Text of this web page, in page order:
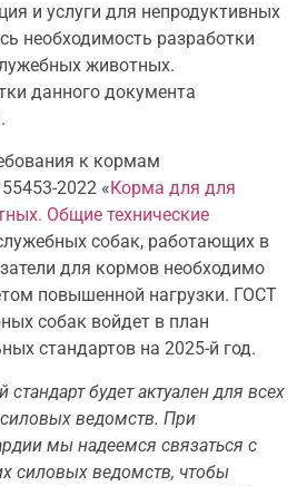
и услуги для непродуктивных
необходимость разработки
животных.
данного документа
к кормам
2022 « Корма для для
Общие технические
собак, работающих в
для кормов необходимо
повышенной нагрузки. ГОСТ
собак войдет в план
стандартов на 2025-й год.
будет актуален для всех
ведомств. При
мы надеемся связаться с
силовых ведомств, чтобы